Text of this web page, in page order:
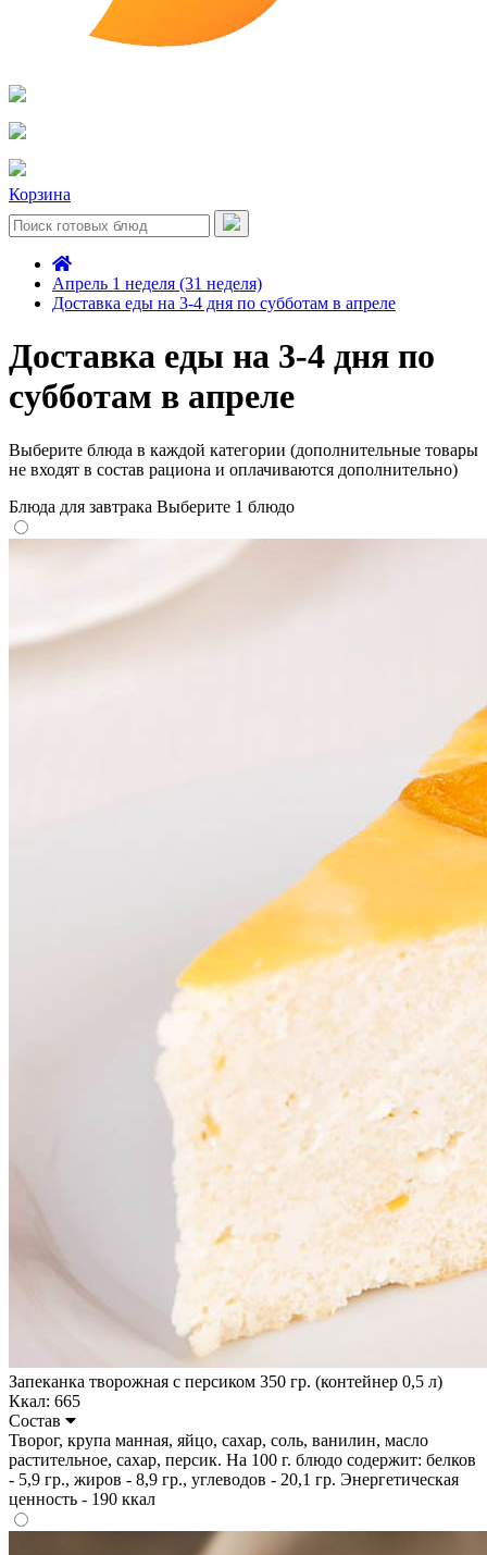
Корзина
Апрель 1 неделя (31 неделя)
Доставка еды на 3-4 дня по субботам в апреле
Доставка еды на 3-4 дня по
субботам в апреле
Выберите блюда в каждой категории (дополнительные товары
не входят в состав рациона и оплачиваются дополнительно)
Блюда для завтрака Выберите 1 блюдо
Запеканка творожная с персиком 350 гр. (контейнер 0,5 л)
Ккал: 665
Состав
Творог, крупа манная, яйцо, сахар, соль, ванилин, масло
растительное, сахар, персик. На 100 г. блюдо содержит: белков
- 5,9 гр., жиров - 8,9 гр., углеводов - 20,1 гр. Энергетическая
ценность - 190 ккал